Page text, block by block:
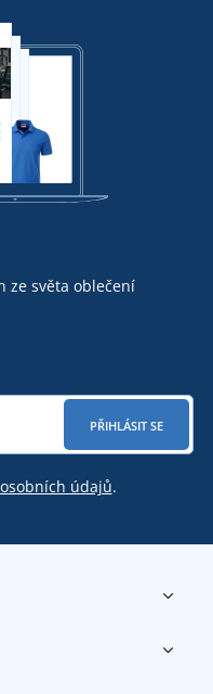
ze světa oblečení
PŘIHLÁSIT SE
údajů.